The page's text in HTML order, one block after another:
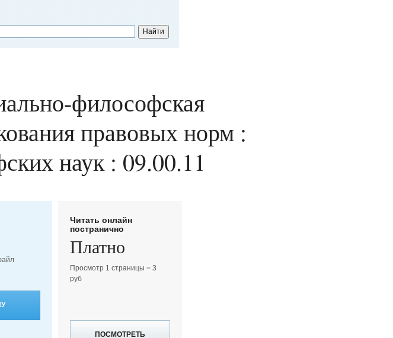
философская
правовых норм :
наук : 09.00.11
Читать онлайн
постранично
Платно
Просмотр 1 страницы = 3
руб
ПОСМОТРЕТЬ